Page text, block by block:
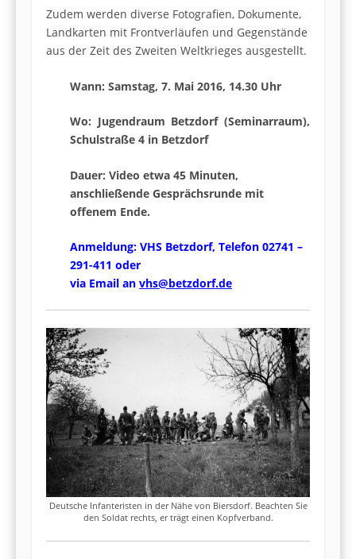
Zudem werden diverse Fotografien, Dokumente,
Landkarten mit Frontverläufen und Gegenstände
aus der Zeit des Zweiten Weltkrieges ausgestellt.
Wann: Samstag, 7. Mai 2016, 14.30 Uhr
Wo: Jugendraum Betzdorf (Seminarraum),
Schulstraße 4 in Betzdorf
Dauer: Video etwa 45 Minuten,
anschließende Gesprächsrunde mit
offenem Ende.
Anmeldung: VHS Betzdorf, Telefon 02741 –
291-411 oder
via Email an vhs@betzdorf.de
Deutsche Infanteristen in der Nähe von Biersdorf. Beachten Sie
den Soldat rechts, er trägt einen Kopfverband.